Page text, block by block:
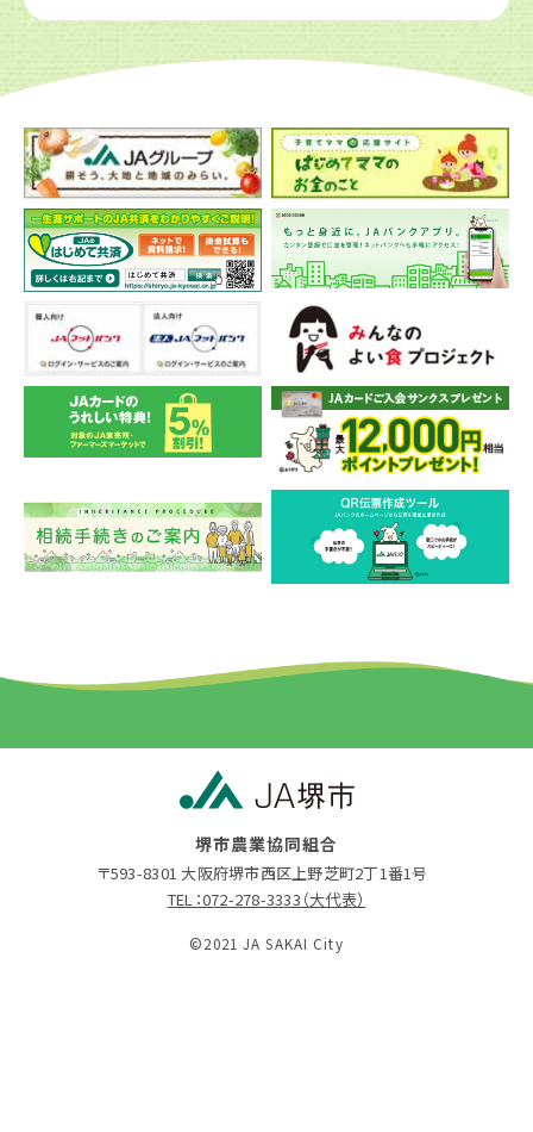
堺市農業協同組合
〒593-8301 大阪府堺市西区上野芝町2丁1番1号
TEL：072-278-3333（大代表）
©2021 JA SAKAI City